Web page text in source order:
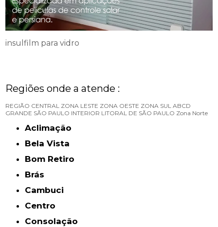
insulfilm para vidro
Regiões onde a atende :
REGIÃO CENTRAL ZONA LESTE ZONA OESTE ZONA SUL ABCD
GRANDE SÃO PAULO INTERIOR LITORAL DE SÃO PAULO Zona Norte
Aclimação
Bela Vista
Bom Retiro
Brás
Cambuci
Centro
Consolação